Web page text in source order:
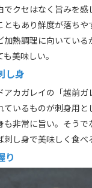
でクセはなく旨みを
ともあり鮮度が落ちや
加熱調理に向いてい
美味しい。
し身
カガレイの「越前ガ
いるものが刺身用と
も非常に旨い。そう
し身で美味しく食べ
り